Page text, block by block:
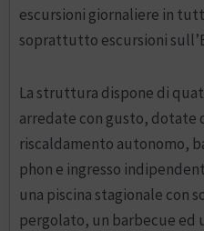
escursioni giornaliere in
soprattutto escursioni
La struttura dispone di
arredate con gusto, dotate
riscaldamento autonomo,
phon e ingresso
una piscina stagionale con
pergolato, un barbecue ed